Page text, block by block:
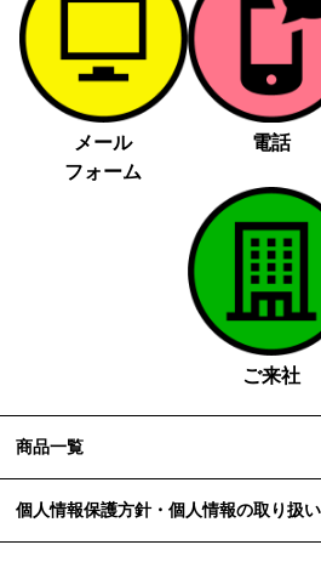
法令に基づく場合
人の生命、身体又は財産の保護に
て、本人の同意を得る事が困難であ
公衆衛生の向上又は児童の健全な
がある場合であって、本人の同意を
国の機関若しくは地方公共団体又
の定める事務を遂行することに対
であって、本人の同意を得ること
障を及ぼすおそれがあるとき
５. 個人情報の取扱業務の委託
場合があります。
その際、弊社は、個人情報を適切に保護
メール
フォーム
電話
ご来社
商品一覧
個人情報保護方針・個人情報の取り扱